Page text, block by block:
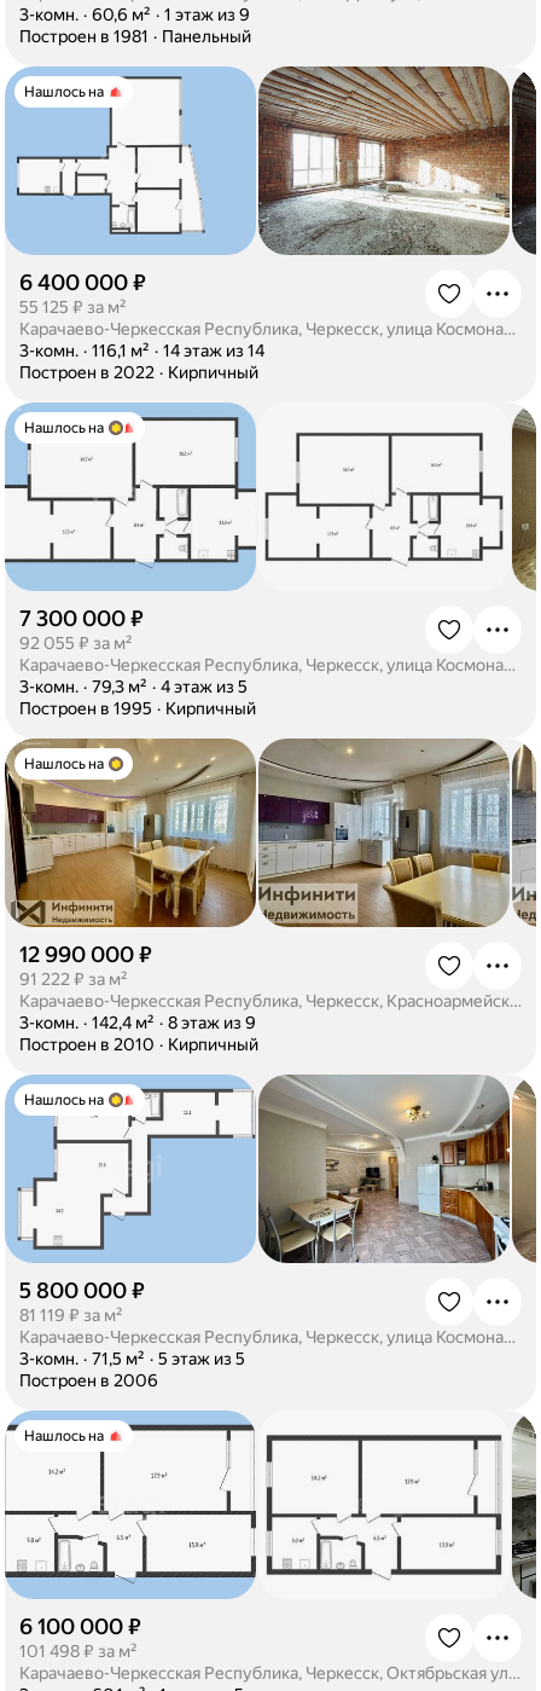
3-комн. · 60,6 м² · 1 этаж из 9
Построен в 1981 · Панельный
Нашлось на
6 400 000 ₽
55 125 ₽ за м²
Карачаево-Черкесская Республика, Черкесск, улица Космонавтов, 43Г
3-комн. · 116,1 м² · 14 этаж из 14
Построен в 2022 · Кирпичный
Нашлось на
7 300 000 ₽
92 055 ₽ за м²
Карачаево-Черкесская Республика, Черкесск, улица Космонавтов, 34
3-комн. · 79,3 м² · 4 этаж из 5
Построен в 1995 · Кирпичный
Нашлось на
12 990 000 ₽
91 222 ₽ за м²
Карачаево-Черкесская Республика, Черкесск, Красноармейская улица, 134А
3-комн. · 142,4 м² · 8 этаж из 9
Построен в 2010 · Кирпичный
Нашлось на
5 800 000 ₽
81 119 ₽ за м²
Карачаево-Черкесская Республика, Черкесск, улица Космонавтов, 33
3-комн. · 71,5 м² · 5 этаж из 5
Построен в 2006
Нашлось на
6 100 000 ₽
101 498 ₽ за м²
Карачаево-Черкесская Республика, Черкесск, Октябрьская улица, 7